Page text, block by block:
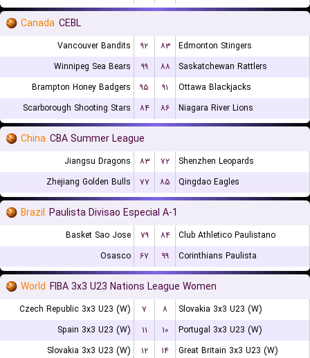
Canada CEBL
Vancouver Bandits ۹۲ ۸۳
Edmonton Stingers
Winnipeg Sea Bears
۹۹ ۸۸
Saskatchewan Rattlers
Brampton Honey Badgers
۹۵ ۹۱
Ottawa Blackjacks
Scarborough Shooting Stars
۸۴ ۸۶ Niagara River Lions
China CBA Summer League
Jiangsu Dragons ۸۳ ۷۲
Shenzhen Leopards
Zhejiang Golden Bulls
۷۷ ۸۵ Qingdao Eagles
Brazil Paulista Divisao Especial A-1
Basket Sao Jose ۷۹ ۸۴
Club Athletico Paulistano
Osasco
۶۷ ۹۹ Corinthians Paulista
World FIBA 3x3 U23 Nations League Women
Czech Republic 3x3 U23 (W) ۷ ۸
Slovakia 3x3 U23 (W)
Spain 3x3 U23 (W)
۱۱ ۱۰
Portugal 3x3 U23 (W)
Slovakia 3x3 U23 (W)
۱۲ ۱۴
Great Britain 3x3 U23 (W)